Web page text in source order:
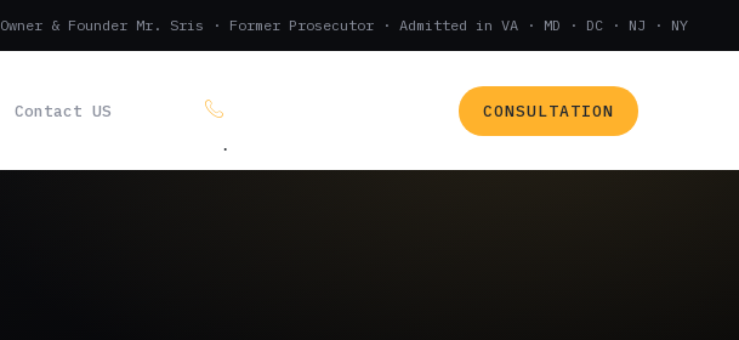
Owner & Founder Mr. Sris · Former Prosecutor · Admitted in VA · MD · DC · NJ · NY
Contact US (888) 437-7747
.
CONSULTATION